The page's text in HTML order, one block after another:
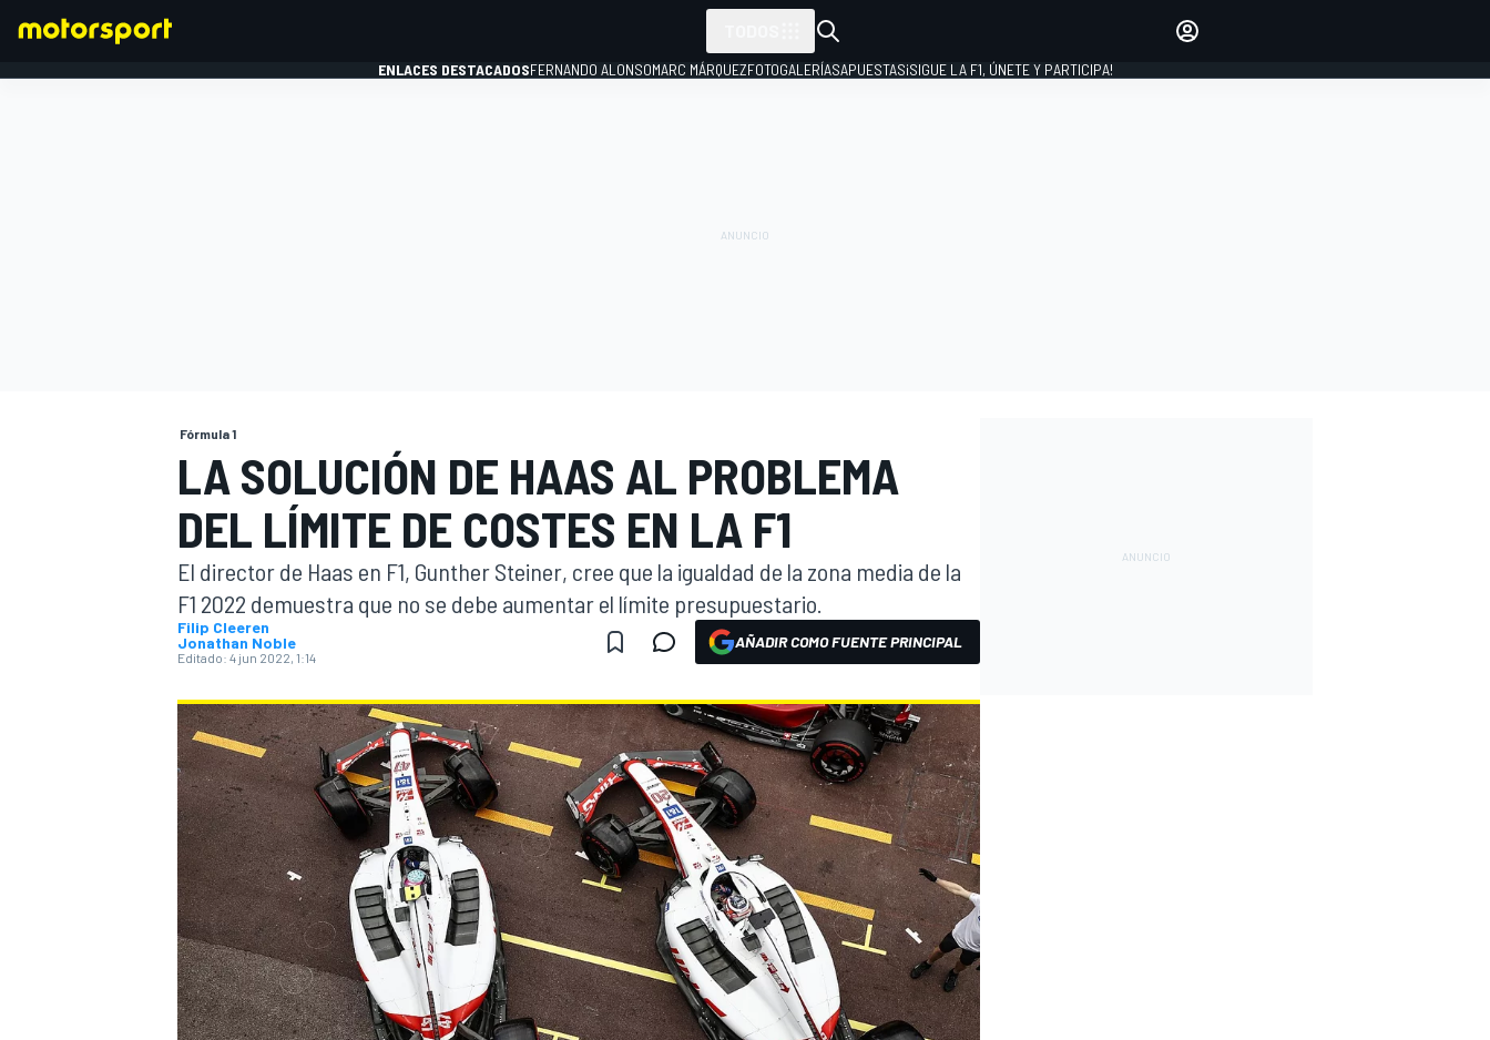
WEC FÓRMULA E
ENLACES DESTACADOSFERNANDO ALONSOMARC MÁRQUEZFOTOGALERÍASAPUESTAS¡SIGUE LA F1, ÚNETE Y PARTICIPA!
Fórmula 1
LA SOLUCIÓN DE HAAS AL PROBLEMA
DEL LÍMITE DE COSTES EN LA F1
El director de Haas en F1, Gunther Steiner, cree que la igualdad de la zona media de la
F1 2022 demuestra que no se debe aumentar el límite presupuestario.
Filip Cleeren
Jonathan Noble
Editado: 4 jun 2022, 1:14
AÑADIR COMO FUENTE PRINCIPAL